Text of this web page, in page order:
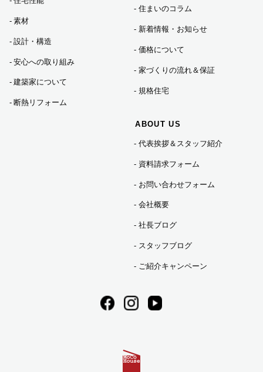
2021年09月 (1)
素材
設計・構造
安心への取り組み
建築家について
断熱リフォーム
住まいのコラム
新着情報・お知らせ
価格について
家づくりの流れ＆保証
規格住宅
ABOUT US
代表挨拶＆スタッフ紹介
資料請求フォーム
お問い合わせフォーム
会社概要
社長ブログ
スタッフブログ
ご紹介キャンペーン